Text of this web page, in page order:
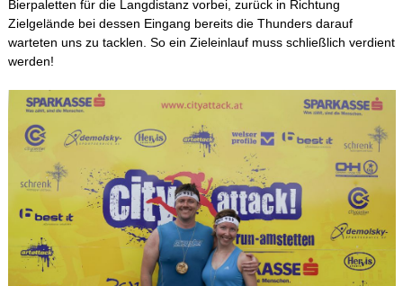
Bierpaletten für die Langdistanz vorbei, zurück in Richtung
Zielgelände bei dessen Eingang bereits die Thunders darauf
warteten uns zu tacklen. So ein Zieleinlauf muss schließlich verdient
werden!